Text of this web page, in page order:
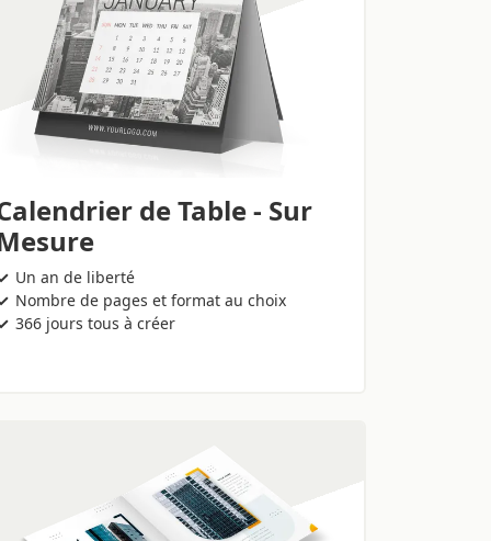
de Table - Sur
Un an de liberté
Nombre de pages et format au choix
366 jours tous à créer